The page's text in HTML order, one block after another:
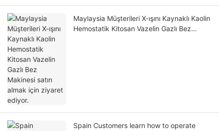
Maylaysia Müşterileri X-ışını Kaynaklı Kaolin
Hemostatik Kitosan Vazelin Gazlı Bez
Spain Customers learn how to operate